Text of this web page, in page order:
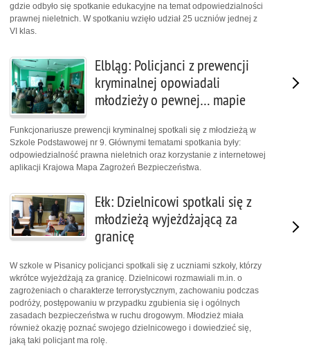
gdzie odbyło się spotkanie edukacyjne na temat odpowiedzialności
prawnej nieletnich. W spotkaniu wzięło udział 25 uczniów jednej z
VI klas.
Elbląg: Policjanci z prewencji
kryminalnej opowiadali
młodzieży o pewnej… mapie
Funkcjonariusze prewencji kryminalnej spotkali się z młodzieżą w
Szkole Podstawowej nr 9. Głównymi tematami spotkania były:
odpowiedzialność prawna nieletnich oraz korzystanie z internetowej
aplikacji Krajowa Mapa Zagrożeń Bezpieczeństwa.
Ełk: Dzielnicowi spotkali się z
młodzieżą wyjeżdżającą za
granicę
W szkole w Pisanicy policjanci spotkali się z uczniami szkoły, którzy
wkrótce wyjeżdżają za granicę. Dzielnicowi rozmawiali m.in. o
zagrożeniach o charakterze terrorystycznym, zachowaniu podczas
podróży, postępowaniu w przypadku zgubienia się i ogólnych
zasadach bezpieczeństwa w ruchu drogowym. Młodzież miała
również okazję poznać swojego dzielnicowego i dowiedzieć się,
jaką taki policjant ma rolę.